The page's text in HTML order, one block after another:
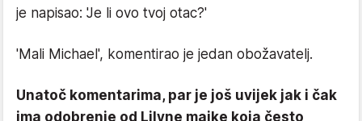
je napisao: 'Je li ovo tvoj otac?'
'Mali Michael', komentirao je jedan obožavatelj.
Unatoč komentarima, par je još uvijek jak i čak
ima odobrenje od Lilyne majke koja često